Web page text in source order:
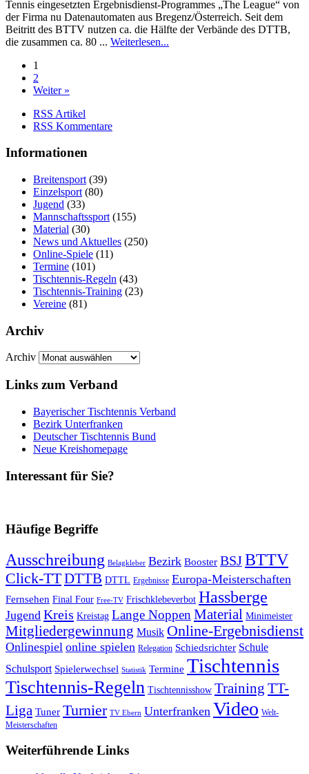
Tennis eingesetzten Ergebnisdienst-Programmes „The League“ von
der Firma nu Datenautomaten aus Bregenz/Österreich. Seit dem
Beitritt des BTTV nutzen ca. die Hälfte der Verbände des DTTB,
die zusammen ca. 80 ... Weiterlesen...
1
2
Weiter »
RSS Artikel
RSS Kommentare
Informationen
Breitensport (39)
Einzelsport (80)
Jugend (33)
Mannschaftssport (155)
Material (30)
News und Aktuelles (250)
Online-Spiele (11)
Termine (101)
Tischtennis-Regeln (43)
Tischtennis-Training (23)
Vereine (81)
Archiv
Archiv
Links zum Verband
Bayerischer Tischtennis Verband
Bezirk Unterfranken
Deutscher Tischtennis Bund
Neue Kreishomepage
Interessant für Sie?
Häufige Begriffe
Ausschreibung Belagkleber Bezirk Booster BSJBTTV
Click-TTDTTB DTTL Ergebnisse Europa-Meisterschaften
Fernsehen Final Four Free-TV Frischklebeverbot Hassberge
Jugend Kreis Kreistag Lange Noppen Material Minimeister
Mitgliedergewinnung Musik Online-Ergebnisdienst
Onlinespiel online spielen Relegation Schiedsrichter Schule
Schulsport Spielerwechsel Statistik Termine Tischtennis
Tischtennis-Regeln Tischtennisshow Training TT-
Liga Tuner Turnier TV Ebern Unterfranken Video Welt-
Meisterschaften
Weiterführende Links